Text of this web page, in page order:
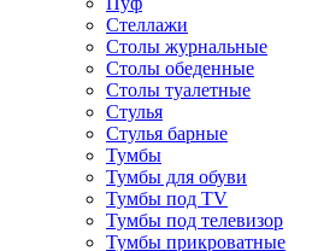
Стеллажи
Столы журнальные
Столы обеденные
Столы туалетные
Стулья
Стулья барные
Тумбы
Тумбы для обуви
Тумбы под TV
Тумбы под телевизор
Тумбы прикроватные